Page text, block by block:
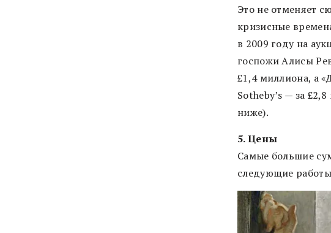
Это не отменяет
кризисные
в 2009 году на
госпожи Алисы
£1,4 миллиона, а
Sotheby’s — за
ниже).
5. Цены
Самые большие
следующие